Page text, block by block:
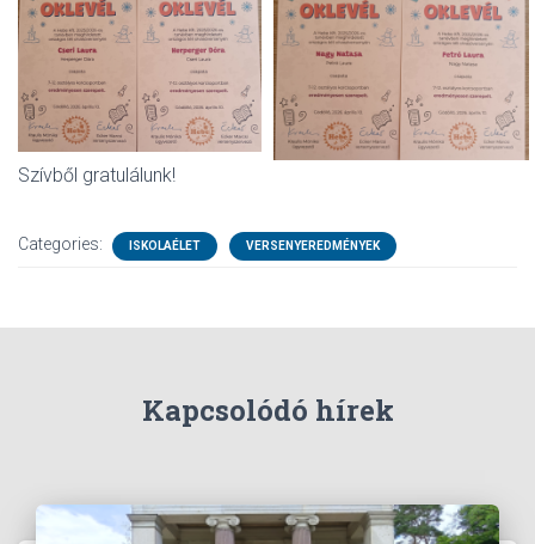
Szívből gratulálunk!
Categories: ISKOLAÉLET VERSENYEREDMÉNYEK
Kapcsolódó hírek